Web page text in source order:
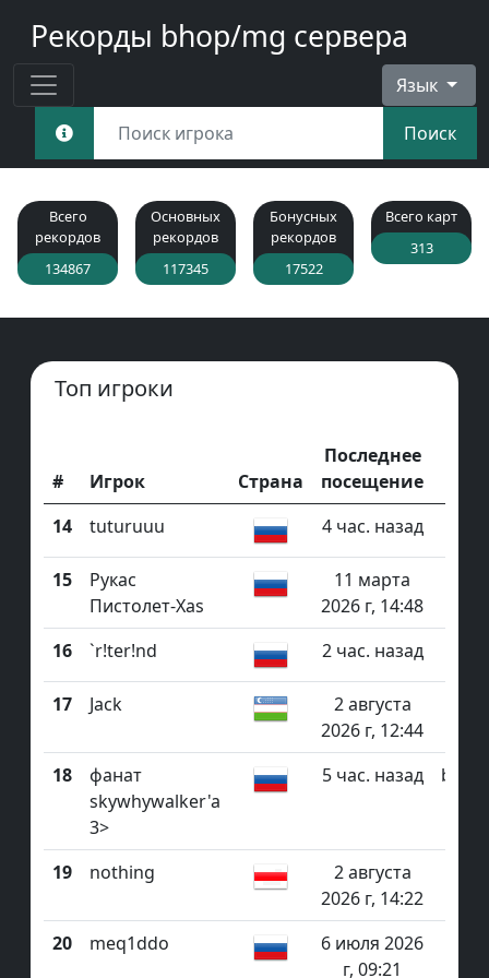
Рекорды bhop/mg сервера
Язык
Поиск
Всего
рекордов
134867
Основных
рекордов
117345
Бонусных
рекордов
17522
Всего карт
313
Топ игроки
# Игрок Страна
Последнее
посещение
14
tuturuuu 4 час. назад
15
Рукас
Пистолет-Xas
11 марта
2026 г, 14:48
16 `r!ter!nd 2 час. назад
17 Jack
2 августа
2026 г, 12:44
18
фанат
skywhywalker'a
3>
5 час. назад
19 nothing
2 августа
2026 г, 14:22
20 meq1ddo
6 июля 2026
г, 09:21